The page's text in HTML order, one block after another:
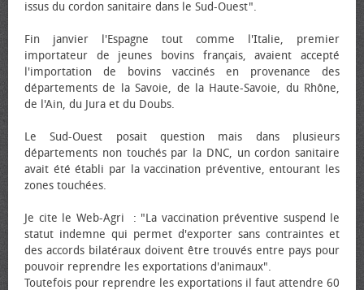
issus du cordon sanitaire dans le Sud-Ouest".
Fin janvier l'Espagne tout comme l'Italie, premier
importateur de jeunes bovins français, avaient accepté
l'importation de bovins vaccinés en provenance des
départements de la Savoie, de la Haute-Savoie, du Rhône,
de l'Ain, du Jura et du Doubs.
Le Sud-Ouest posait question mais dans plusieurs
départements non touchés par la DNC, un cordon sanitaire
avait été établi par la vaccination préventive, entourant les
zones touchées.
Je cite le Web-Agri : "La vaccination préventive suspend le
statut indemne qui permet d'exporter sans contraintes et
des accords bilatéraux doivent être trouvés entre pays pour
pouvoir reprendre les exportations d'animaux".
Toutefois pour reprendre les exportations il faut attendre 60